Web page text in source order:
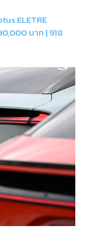
ELETRE
บาท | 918